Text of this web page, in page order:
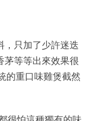
，只加了少許迷迭
茅等等出來效果很
的重口味雞煲截然